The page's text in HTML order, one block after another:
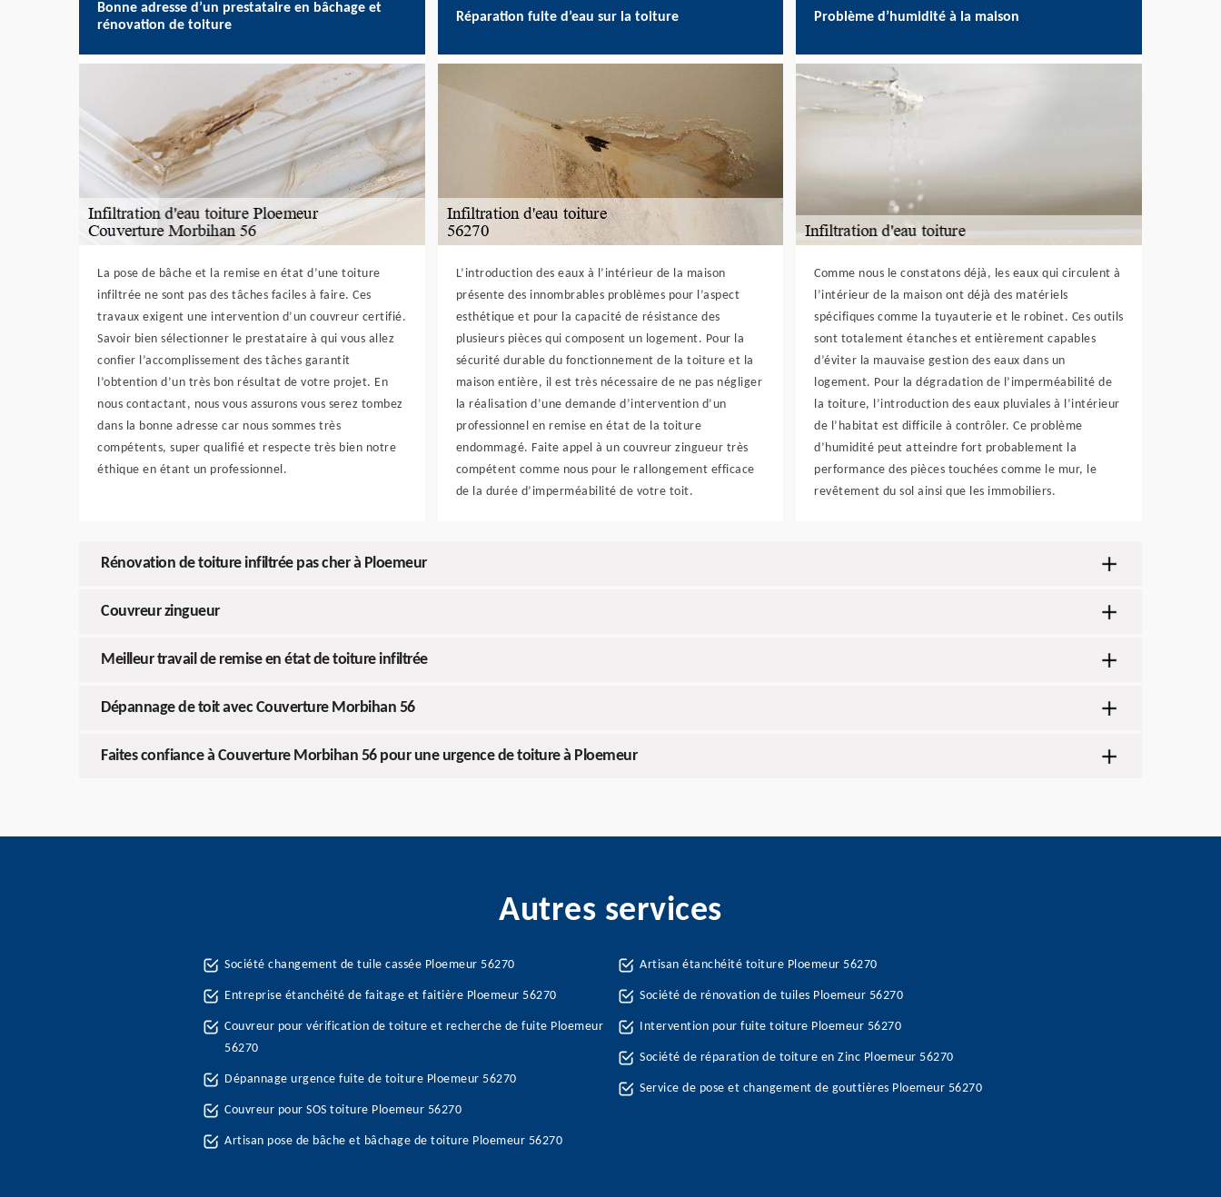
Bonne adresse d’un prestataire en bâchage et
rénovation de toiture
La pose de bâche et la remise en état d’une toiture
infiltrée ne sont pas des tâches faciles à faire. Ces
travaux exigent une intervention d’un couvreur certifié.
Savoir bien sélectionner le prestataire à qui vous allez
confier l’accomplissement des tâches garantit
l’obtention d’un très bon résultat de votre projet. En
nous contactant, nous vous assurons vous serez tombez
dans la bonne adresse car nous sommes très
compétents, super qualifié et respecte très bien notre
éthique en étant un professionnel.
Réparation fuite d’eau sur la toiture
L’introduction des eaux à l’intérieur de la maison
présente des innombrables problèmes pour l’aspect
esthétique et pour la capacité de résistance des
plusieurs pièces qui composent un logement. Pour la
sécurité durable du fonctionnement de la toiture et la
maison entière, il est très nécessaire de ne pas négliger
la réalisation d’une demande d’intervention d’un
professionnel en remise en état de la toiture
endommagé. Faite appel à un couvreur zingueur très
compétent comme nous pour le rallongement efficace
de la durée d’imperméabilité de votre toit.
Problème d’humidité à la maison
Comme nous le constatons déjà, les eaux qui circulent à
l’intérieur de la maison ont déjà des matériels
spécifiques comme la tuyauterie et le robinet. Ces outils
sont totalement étanches et entièrement capables
d’éviter la mauvaise gestion des eaux dans un
logement. Pour la dégradation de l’imperméabilité de
la toiture, l’introduction des eaux pluviales à l’intérieur
de l’habitat est difficile à contrôler. Ce problème
d’humidité peut atteindre fort probablement la
performance des pièces touchées comme le mur, le
revêtement du sol ainsi que les immobiliers.
Rénovation de toiture infiltrée pas cher à Ploemeur
Couvreur zingueur
Meilleur travail de remise en état de toiture infiltrée
Dépannage de toit avec Couverture Morbihan 56
Faites confiance à Couverture Morbihan 56 pour une urgence de toiture à Ploemeur
Autres services
Société changement de tuile cassée Ploemeur 56270
Entreprise étanchéité de faitage et faitière Ploemeur 56270
Couvreur pour vérification de toiture et recherche de fuite Ploemeur
56270
Dépannage urgence fuite de toiture Ploemeur 56270
Couvreur pour SOS toiture Ploemeur 56270
Artisan pose de bâche et bâchage de toiture Ploemeur 56270
Artisan étanchéité toiture Ploemeur 56270
Société de rénovation de tuiles Ploemeur 56270
Intervention pour fuite toiture Ploemeur 56270
Société de réparation de toiture en Zinc Ploemeur 56270
Service de pose et changement de gouttières Ploemeur 56270